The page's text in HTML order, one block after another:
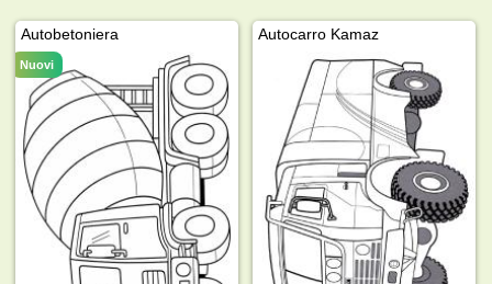
Autobetoniera
Nuovi
Autocarro Kamaz